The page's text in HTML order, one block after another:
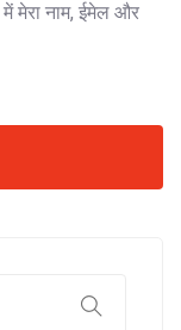
मेरा नाम, ईमेल और